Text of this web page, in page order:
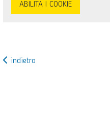
ABILITA I COOKIE
indietro